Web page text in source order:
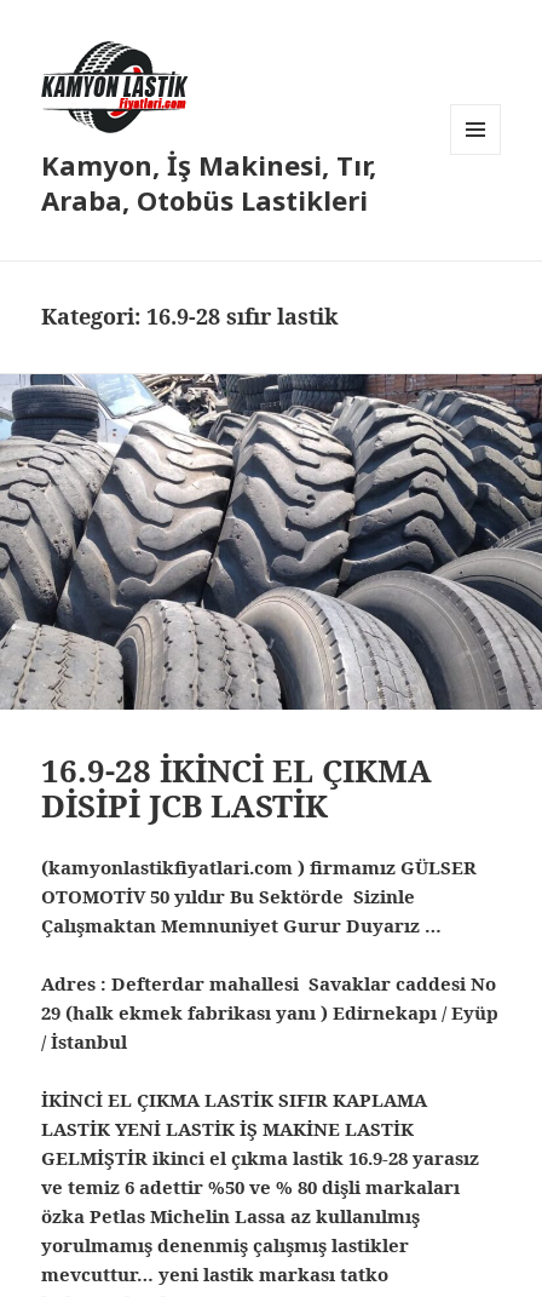
Kamyon, İş Makinesi, Tır,
Araba, Otobüs Lastikleri
Kategori:16.9-28 sıfır lastik
16.9-28 İKİNCİ EL ÇIKMA
DİSİPİ JCB LASTİK
(kamyonlastikfiyatlari.com ) firmamız GÜLSER
OTOMOTİV 50 yıldır Bu Sektörde Sizinle
Çalışmaktan Memnuniyet Gurur Duyarız …
Adres : Defterdar mahallesi Savaklar caddesi No
29 (halk ekmek fabrikası yanı ) Edirnekapı / Eyüp
/ İstanbul
İKİNCİ EL ÇIKMA LASTİK SIFIR KAPLAMA
LASTİK YENİ LASTİK İŞ MAKİNE LASTİK
GELMİŞTİR ikinci el çıkma lastik 16.9-28 yarasız
ve temiz 6 adettir %50 ve % 80 dişli markaları
özka Petlas Michelin Lassa az kullanılmış
yorulmamış denenmiş çalışmış lastikler
mevcuttur… yeni lastik markası tatko